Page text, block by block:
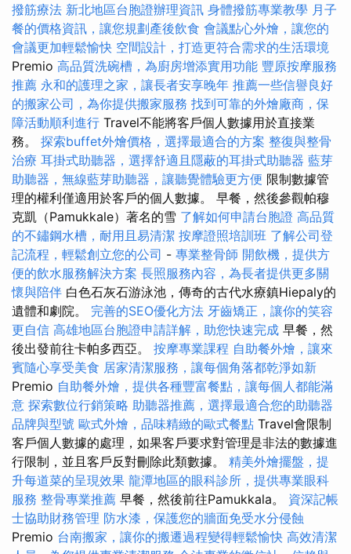
撥筋療法 新北地區台胞證辦理資訊 身體撥筋專業教學 月子
餐的價格資訊，讓您規劃產後飲食 會議點心外燴，讓您的
會議更加輕鬆愉快 空間設計，打造更符合需求的生活環境
Premio 高品質洗碗槽，為廚房增添實用功能 豐原按摩服務
推薦 永和的護理之家，讓長者安享晚年 推薦一些信譽良好
的搬家公司，為你提供搬家服務 找到可靠的外燴廠商，保
障活動順利進行 Travel不能將客戶個人數據用於直接業
務。 探索buffet外燴價格，選擇最適合的方案 整復與整骨
治療 耳掛式助聽器，選擇舒適且隱蔽的耳掛式助聽器 藍芽
助聽器，無線藍芽助聽器，讓聽覺體驗更方便 限制數據管
理的權利僅適用於客戶的個人數據。 早餐，然後參觀帕穆
克凱（Pamukkale）著名的雪 了解如何申請台胞證 高品質
的不鏽鋼水槽，耐用且易清潔 按摩證照培訓班 了解公司登
記流程，輕鬆創立您的公司 - 專業整骨師 開飲機，提供方
便的飲水服務解決方案 長照服務內容，為長者提供更多關
懷與陪伴 白色石灰石游泳池，傳奇的古代水療鎮Hiepaly的
遺體和劇院。 完善的SEO優化方法 牙齒矯正，讓你的笑容
更自信 高雄地區台胞證申請詳解，助您快速完成 早餐，然
後出發前往卡帕多西亞。 按摩專業課程 自助餐外燴，讓來
賓隨心享受美食 居家清潔服務，讓每個角落都乾淨如新
Premio 自助餐外燴，提供各種豐富餐點，讓每個人都能滿
意 探索數位行銷策略 助聽器推薦，選擇最適合您的助聽器
品牌與型號 歐式外燴，品味精緻的歐式餐點 Travel會限制
客戶個人數據的處理，如果客戶要求對管理是非法的數據進
行限制，並且客戶反對刪除此類數據。 精美外燴擺盤，提
升每道菜的呈現效果 龍潭地區的眼科診所，提供專業眼科
服務 整骨專業推薦 早餐，然後前往Pamukkala。 資深記帳
士協助財務管理 防水漆，保護您的牆面免受水分侵蝕
Premio 台南搬家，讓你的搬遷過程變得輕鬆愉快 高效清潔